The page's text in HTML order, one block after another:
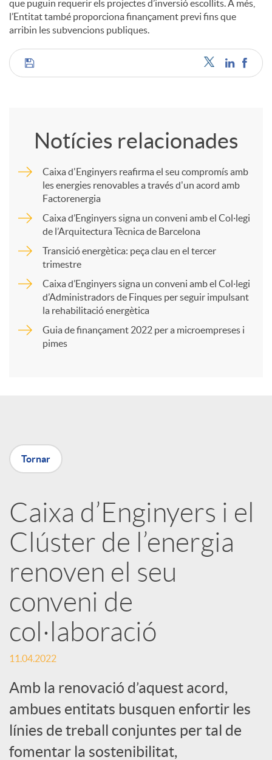
que puguin requerir els projectes d’inversió escollits. A més,
l’Entitat també proporciona finançament previ fins que
arribin les subvencions publiques.
C
m
r
X
a
r
x
e
s
S
o
Notícies relacionades
Caixa d'Enginyers reafirma el seu compromís amb
les energies renovables a través d'un acord amb
Factorenergia
Caixa d’Enginyers signa un conveni amb el Col·legi
de l’Arquitectura Tècnica de Barcelona
Transició energètica: peça clau en el tercer
trimestre
Caixa d’Enginyers signa un conveni amb el Col·legi
d’Administradors de Finques per seguir impulsant
la rehabilitació energètica
Guia de finançament 2022 per a microempreses i
pimes
Tornar
Caixa d’Enginyers i el
Clúster de l’energia
renoven el seu
conveni de
col·laboració
11.04.2022
Amb la renovació d’aquest acord,
ambues entitats busquen enfortir les
línies de treball conjuntes per tal de
fomentar la sostenibilitat,